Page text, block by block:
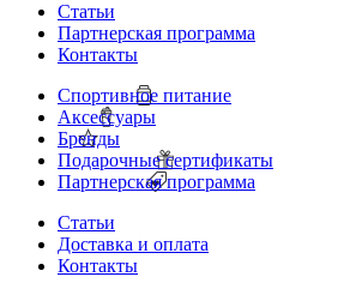
Статьи
Партнерская программа
Контакты
Спортивное питание
Аксессуары
Бренды
Подарочные сертификаты
Партнерская программа
Статьи
Доставка и оплата
Контакты